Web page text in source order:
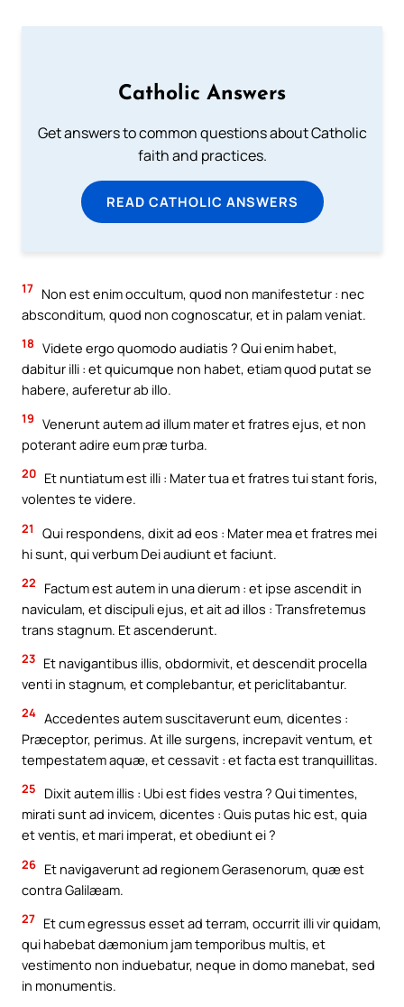
Catholic Answers
Get answers to common questions about Catholic
faith and practices.
READ CATHOLIC ANSWERS
17 Non est enim occultum, quod non manifestetur : nec
absconditum, quod non cognoscatur, et in palam veniat.
18 Videte ergo quomodo audiatis ? Qui enim habet,
dabitur illi : et quicumque non habet, etiam quod putat se
habere, auferetur ab illo.
19 Venerunt autem ad illum mater et fratres ejus, et non
poterant adire eum præ turba.
20 Et nuntiatum est illi : Mater tua et fratres tui stant foris,
volentes te videre.
21
Qui respondens, dixit ad eos : Mater mea et fratres mei
hi sunt, qui verbum Dei audiunt et faciunt.
22
Factum est autem in una dierum : et ipse ascendit in
naviculam, et discipuli ejus, et ait ad illos : Transfretemus
trans stagnum. Et ascenderunt.
23 Et navigantibus illis, obdormivit, et descendit procella
venti in stagnum, et complebantur, et periclitabantur.
24 Accedentes autem suscitaverunt eum, dicentes :
Præceptor, perimus. At ille surgens, increpavit ventum, et
tempestatem aquæ, et cessavit : et facta est tranquillitas.
25
Dixit autem illis : Ubi est fides vestra ? Qui timentes,
mirati sunt ad invicem, dicentes : Quis putas hic est, quia
et ventis, et mari imperat, et obediunt ei ?
26 Et navigaverunt ad regionem Gerasenorum, quæ est
contra Galilæam.
27 Et cum egressus esset ad terram, occurrit illi vir quidam,
qui habebat dæmonium jam temporibus multis, et
vestimento non induebatur, neque in domo manebat, sed
in monumentis.